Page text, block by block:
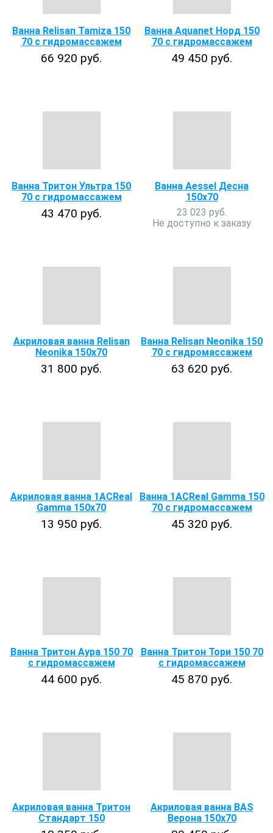
Ванна Relisan Tamiza 150
70 с гидромассажем
66 920 руб.
Ванна Aquanet Норд 150
70 с гидромассажем
49 450 руб.
Ванна Тритон Ультра 150
70 с гидромассажем
43 470 руб.
Ванна Aessel Десна
150х70
23 023 руб.
Не доступно к заказу
Акриловая ванна Relisan
Neonika 150x70
31 800 руб.
Ванна Relisan Neonika 150
70 с гидромассажем
63 620 руб.
Акриловая ванна 1ACReal
Gamma 150х70
13 950 руб.
Ванна 1ACReal Gamma 150
70 с гидромассажем
45 320 руб.
Ванна Тритон Аура 150 70
с гидромассажем
44 600 руб.
Ванна Тритон Тори 150 70
с гидромассажем
45 870 руб.
Акриловая ванна Тритон
Стандарт 150
Акриловая ванна BAS
Верона 150х70